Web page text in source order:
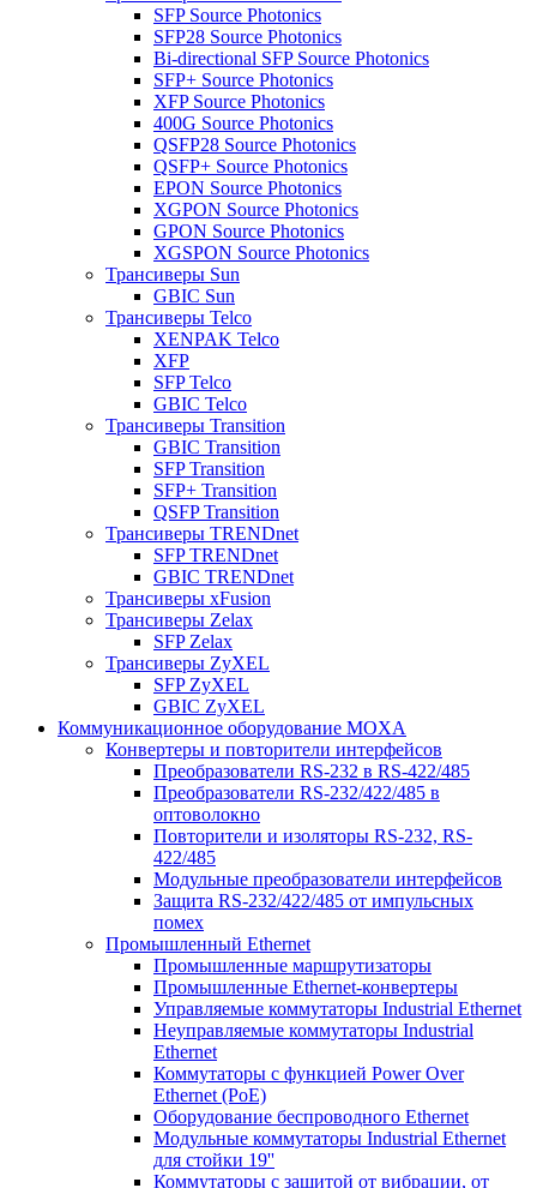
SFP Source Photonics
SFP28 Source Photonics
Bi-directional SFP Source Photonics
SFP+ Source Photonics
XFP Source Photonics
400G Source Photonics
QSFP28 Source Photonics
QSFP+ Source Photonics
EPON Source Photonics
XGPON Source Photonics
GPON Source Photonics
XGSPON Source Photonics
Трансиверы Sun
GBIC Sun
Трансиверы Telco
XENPAK Telco
XFP
SFP Telco
GBIC Telco
Трансиверы Transition
GBIC Transition
SFP Transition
SFP+ Transition
QSFP Transition
Трансиверы TRENDnet
SFP TRENDnet
GBIC TRENDnet
Трансиверы xFusion
Трансиверы Zelax
SFP Zelax
Трансиверы ZyXEL
SFP ZyXEL
GBIC ZyXEL
Коммуникационное оборудование MOXA
Конвертеры и повторители интерфейсов
Преобразователи RS-232 в RS-422/485
Преобразователи RS-232/422/485 в
оптоволокно
Повторители и изоляторы RS-232, RS-
422/485
Модульные преобразователи интерфейсов
Защита RS-232/422/485 от импульсных
помех
Промышленный Ethernet
Промышленные маршрутизаторы
Промышленные Ethernet-конвертеры
Управляемые коммутаторы Industrial Ethernet
Неуправляемые коммутаторы Industrial
Ethernet
Коммутаторы с функцией Power Over
Ethernet (PoE)
Оборудование беспроводного Ethernet
Модульные коммутаторы Industrial Ethernet
для стойки 19''
Коммутаторы с защитой от вибрации, от